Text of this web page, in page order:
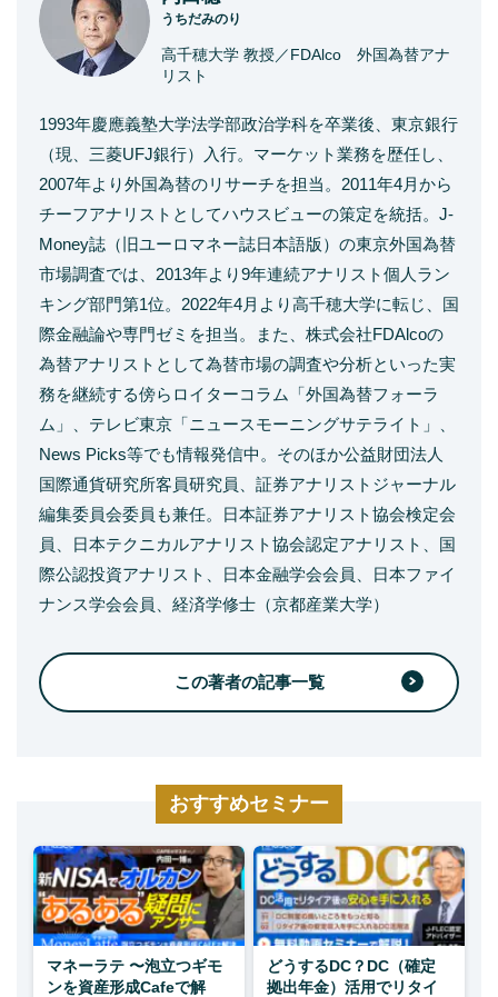
うちだみのり
高千穂大学 教授／FDAlco 外国為替アナ
リスト
1993年慶應義塾大学法学部政治学科を卒業後、東京銀行
（現、三菱UFJ銀行）入行。マーケット業務を歴任し、
2007年より外国為替のリサーチを担当。2011年4月から
チーフアナリストとしてハウスビューの策定を統括。J-
Money誌（旧ユーロマネー誌日本語版）の東京外国為替
市場調査では、2013年より9年連続アナリスト個人ラン
キング部門第1位。2022年4月より高千穂大学に転じ、国
際金融論や専門ゼミを担当。また、株式会社FDAlcoの
為替アナリストとして為替市場の調査や分析といった実
務を継続する傍らロイターコラム「外国為替フォーラ
ム」、テレビ東京「ニュースモーニングサテライト」、
News Picks等でも情報発信中。そのほか公益財団法人
国際通貨研究所客員研究員、証券アナリストジャーナル
編集委員会委員も兼任。日本証券アナリスト協会検定会
員、日本テクニカルアナリスト協会認定アナリスト、国
際公認投資アナリスト、日本金融学会会員、日本ファイ
ナンス学会会員、経済学修士（京都産業大学）
この著者の記事一覧
おすすめセミナー
マネーラテ 〜泡立つギモ
ンを資産形成Cafeで解
どうするDC？DC（確定
拠出年金）活用でリタイ